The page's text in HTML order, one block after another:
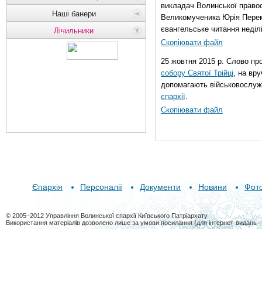
Наші банери
Лічильники
викладач Волинської
Великомученика Юрія
євангельське читання
Скопіювати файл
25 жовтня 2015 р. Слово
собору Святої Трійці, на
допомагають
єпархії.
Скопіювати файл
Єпархія Персоналії Документи Новини
© 2005–2012 Управління Волинської єпархії Київського Патріархату
Використання матеріалів дозволено лише за умови посилання (для інтернет-видань